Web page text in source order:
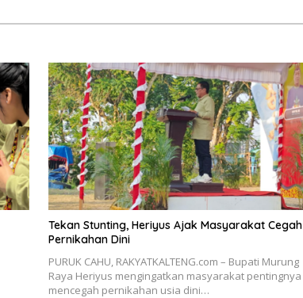
Tekan Stunting, Heriyus Ajak Masyarakat Cegah
Pernikahan Dini
PURUK CAHU, RAKYATKALTENG.com – Bupati Murung
Raya Heriyus mengingatkan masyarakat pentingnya
mencegah pernikahan usia dini…